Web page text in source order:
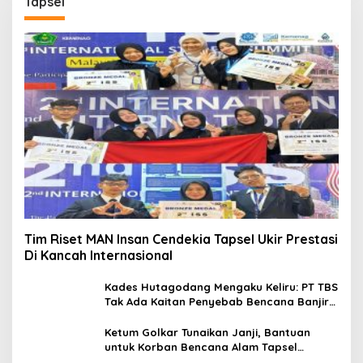
Tim Riset MAN Insan Cendekia Tapsel Ukir Prestasi
Di Kancah Internasional
Kades Hutagodang Mengaku Keliru: PT TBS
Tak Ada Kaitan Penyebab Bencana Banjir
Ketum Golkar Tunaikan Janji, Bantuan
untuk Korban Bencana Alam Tapsel